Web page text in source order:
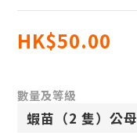
HK$50.00
數量及等級